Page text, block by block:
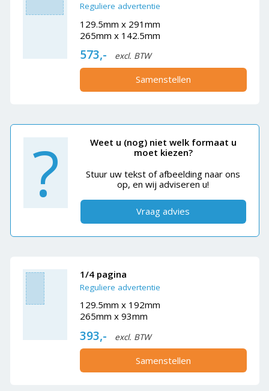
Reguliere advertentie
129.5mm x 291mm
265mm x 142.5mm
573,- excl. BTW
Samenstellen
?
Weet u (nog) niet welk formaat u
moet kiezen?
Stuur uw tekst of afbeelding naar ons
op, en wij adviseren u!
Vraag advies
1/4 pagina
Reguliere advertentie
129.5mm x 192mm
265mm x 93mm
393,- excl. BTW
Samenstellen